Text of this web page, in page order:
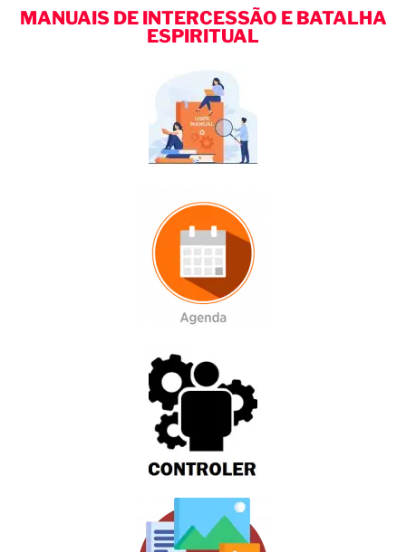
MANUAIS DE INTERCESSÃO E BATALHA
ESPIRITUAL